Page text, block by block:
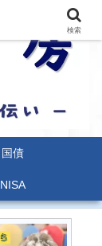
国債
NISA
検索